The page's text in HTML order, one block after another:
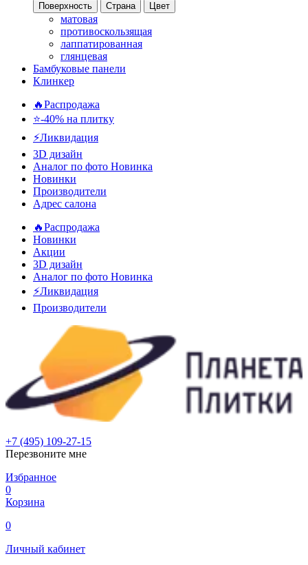
Поверхность
Страна Цвет
матовая
противоскользящая
лаппатированная
глянцевая
Бамбуковые панели
Клинкер
🔥Распродажа
⭐-40% на плитку
⚡️Ликвидация
3D дизайн
Аналог по фото Новинка
Новинки
Производители
Адрес салона
🔥Распродажа
Новинки
Акции
3D дизайн
Аналог по фото Новинка
⚡Ликвидация
Производители
+7 (495) 109-27-15
Перезвоните мне
Избранное
0
Корзина
0
Личный кабинет